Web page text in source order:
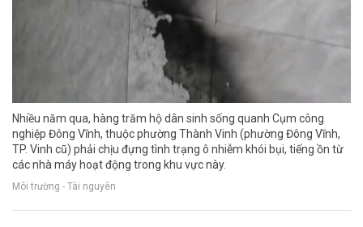
Nhiều năm qua, hàng trăm hộ dân sinh sống quanh Cụm công
nghiệp Đông Vĩnh, thuộc phường Thành Vinh (phường Đông Vĩnh,
TP. Vinh cũ) phải chịu đựng tình trạng ô nhiễm khói bụi, tiếng ồn từ
các nhà máy hoạt động trong khu vực này.
Môi trường - Tài nguyên